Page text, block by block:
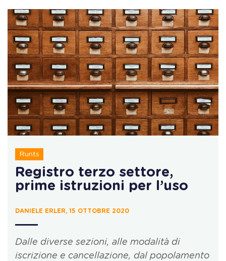
Runts
Registro terzo settore,
prime istruzioni per l’uso
DANIELE ERLER, 15 OTTOBRE 2020
Dalle diverse sezioni, alle modalità di
iscrizione e cancellazione, dal popolamento